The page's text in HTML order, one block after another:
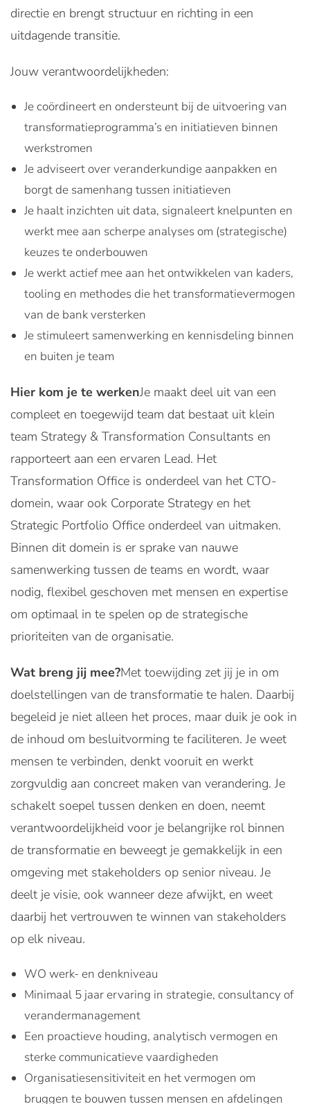
directie en brengt structuur en richting in een
uitdagende transitie.
Jouw verantwoordelijkheden:
Je coördineert en ondersteunt bij de uitvoering van
transformatieprogramma’s en initiatieven binnen
werkstromen
Je adviseert over veranderkundige aanpakken en
borgt de samenhang tussen initiatieven
Je haalt inzichten uit data, signaleert knelpunten en
werkt mee aan scherpe analyses om (strategische)
keuzes te onderbouwen
Je werkt actief mee aan het ontwikkelen van kaders,
tooling en methodes die het transformatievermogen
van de bank versterken
Je stimuleert samenwerking en kennisdeling binnen
en buiten je team
Hier kom je te werkenJe maakt deel uit van een
compleet en toegewijd team dat bestaat uit klein
team Strategy & Transformation Consultants en
rapporteert aan een ervaren Lead. Het
Transformation Office is onderdeel van het CTO-
domein, waar ook Corporate Strategy en het
Strategic Portfolio Office onderdeel van uitmaken.
Binnen dit domein is er sprake van nauwe
samenwerking tussen de teams en wordt, waar
nodig, flexibel geschoven met mensen en expertise
om optimaal in te spelen op de strategische
prioriteiten van de organisatie.
Wat breng jij mee?Met toewijding zet jij je in om
doelstellingen van de transformatie te halen. Daarbij
begeleid je niet alleen het proces, maar duik je ook in
de inhoud om besluitvorming te faciliteren. Je weet
mensen te verbinden, denkt vooruit en werkt
zorgvuldig aan concreet maken van verandering. Je
schakelt soepel tussen denken en doen, neemt
verantwoordelijkheid voor je belangrijke rol binnen
de transformatie en beweegt je gemakkelijk in een
omgeving met stakeholders op senior niveau. Je
deelt je visie, ook wanneer deze afwijkt, en weet
daarbij het vertrouwen te winnen van stakeholders
op elk niveau.
WO werk- en denkniveau
Minimaal 5 jaar ervaring in strategie, consultancy of
verandermanagement
Een proactieve houding, analytisch vermogen en
sterke communicatieve vaardigheden
Organisatiesensitiviteit en het vermogen om
bruggen te bouwen tussen mensen en afdelingen